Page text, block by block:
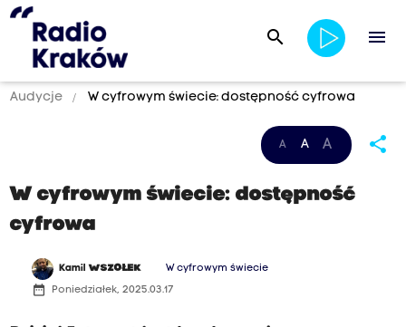
search menu
Audycje W cyfrowym świecie: dostępność cyfrowa
A A A share
W cyfrowym świecie: dostępność
cyfrowa
KamilWSZOŁEK W cyfrowym świecie
date_range Poniedziałek, 2025.03.17